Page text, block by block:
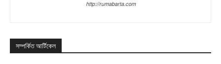
http://rumabarta.com
সম্পর্কিত আর্টিকেল